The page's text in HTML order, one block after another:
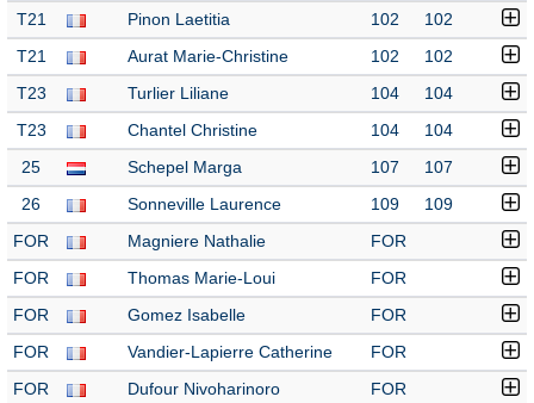
T21 Pinon Laetitia 102 102
T21 Aurat Marie-Christine 102 102
T23 Turlier Liliane 104 104
T23 Chantel Christine 104 104
25 Schepel Marga 107 107
26 Sonneville Laurence 109 109
FOR Magniere Nathalie FOR
FOR Thomas Marie-Loui FOR
FOR Gomez Isabelle FOR
FOR Vandier-Lapierre Catherine FOR
FOR Dufour Nivoharinoro FOR